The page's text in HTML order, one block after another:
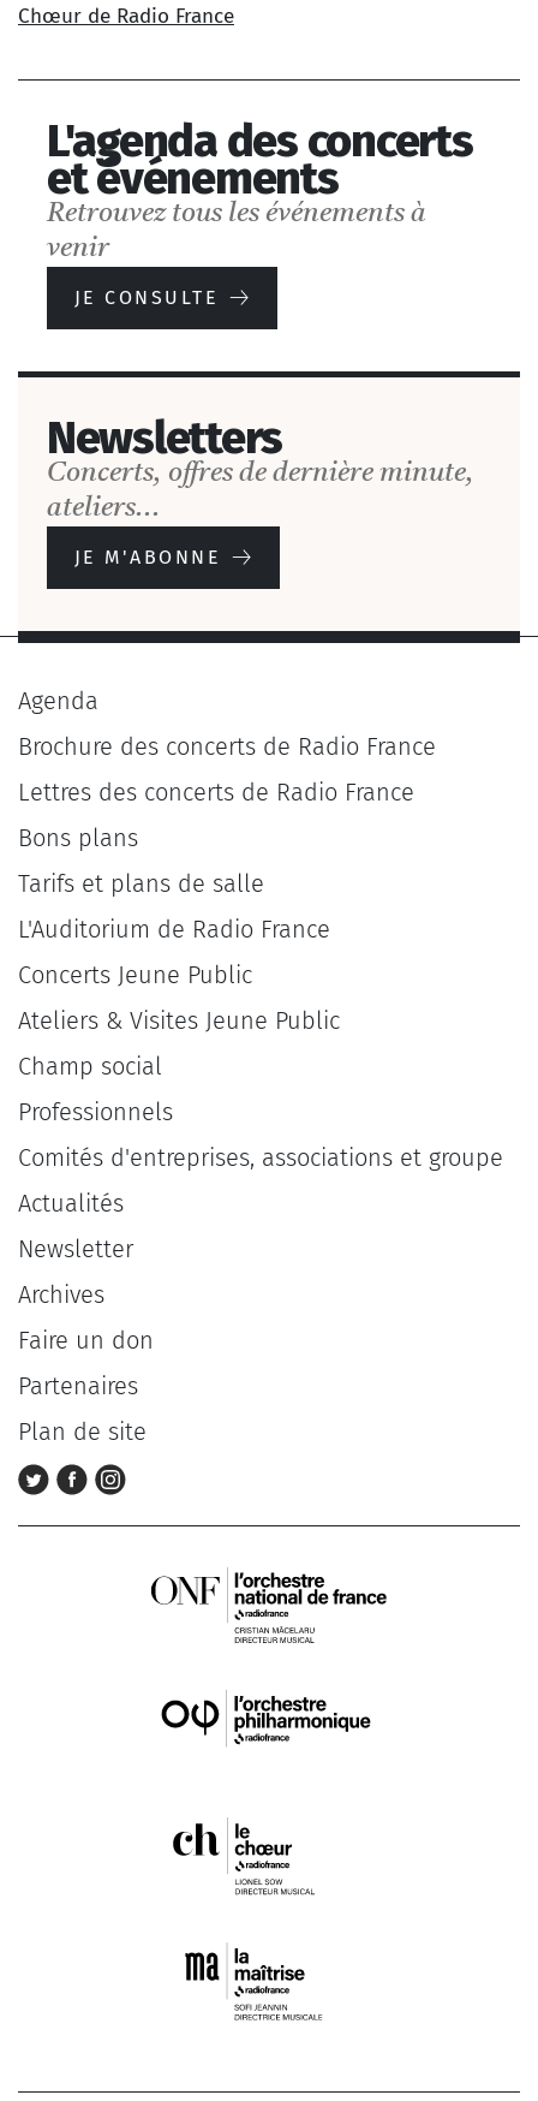
Chœur de Radio France
L'agenda des concerts
et événements
Retrouvez tous les événements à
venir
JE CONSULTE
Newsletters
Concerts, offres de dernière minute,
ateliers...
JE M'ABONNE
Agenda
Brochure des concerts de Radio France
Lettres des concerts de Radio France
Bons plans
Tarifs et plans de salle
L'Auditorium de Radio France
Concerts Jeune Public
Ateliers & Visites Jeune Public
Champ social
Professionnels
Comités d'entreprises, associations et groupe
Actualités
Newsletter
Archives
Faire un don
Partenaires
Plan de site